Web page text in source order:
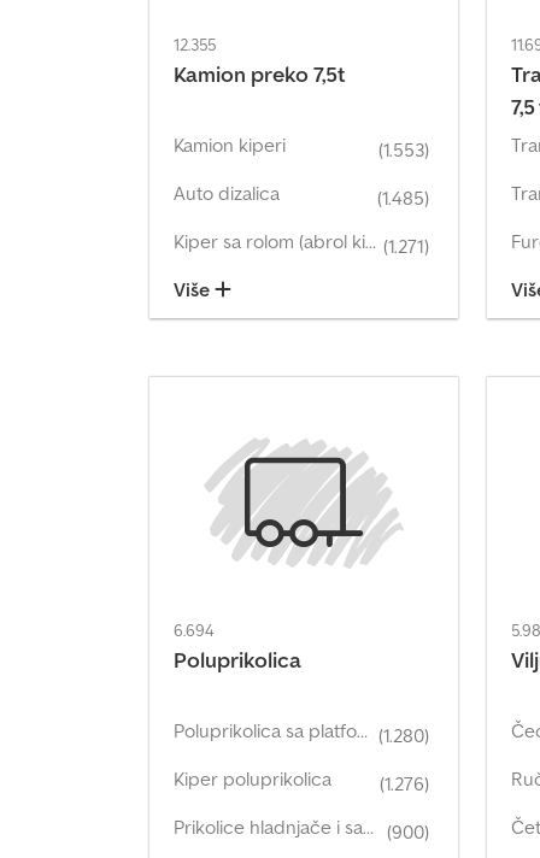
12.355
Kamion preko 7,5t
Kamion kiperi
(1.553)
Auto dizalica
(1.485)
Kiper sa rolom (abrol kiperi) (1.271)
Više
6.694
Poluprikolica
Poluprikolica sa platformom i ceradom (1.280)
Kiper poluprikolica
(1.276)
Prikolice hladnjače i sanduci za svježu dostavu (900)